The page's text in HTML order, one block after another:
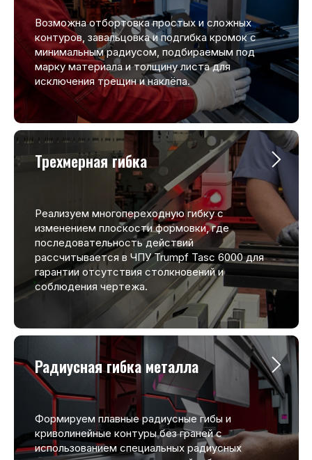
Возможна отбортовка простых и сложных
контуров, завальцовка и подгибка кромок с
минимальным радиусом, подбираемым под
марку материала и толщину листа для
исключения трещин и наклёпа.
Трехмерная гибка
Реализуем многопереходную гибку с
изменением плоскости формовки, где
последовательность действий
рассчитывается в ЧПУ Trumpf Tasc 6000 для
гарантии отсутствия столкновений и
соблюдения чертежа.
Радиусная гибка металла
Формируем плавные радиусные гибы и
криволинейные контуры без граней с
использованием специальных радиусных